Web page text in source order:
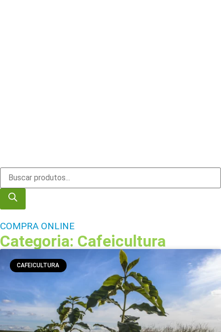
COMPRA ONLINE
Categoria: Cafeicultura
CAFEICULTURA